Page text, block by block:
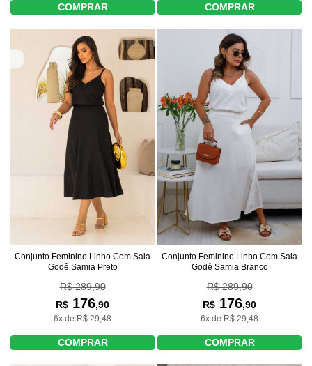
COMPRAR COMPRAR
Conjunto Feminino Linho Com Saia
Godê Samia Preto
R$ 289,90
R$ 176,90
6x de R$ 29,48
COMPRAR
Conjunto Feminino Linho Com Saia
Godê Samia Branco
R$ 289,90
R$ 176,90
6x de R$ 29,48
COMPRAR